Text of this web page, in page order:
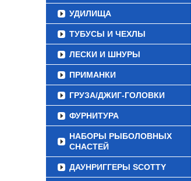
УДИЛИЩА
ТУБУСЫ И ЧЕХЛЫ
ЛЕСКИ И ШНУРЫ
ПРИМАНКИ
ГРУЗА/ДЖИГ-ГОЛОВКИ
ФУРНИТУРА
НАБОРЫ РЫБОЛОВНЫХ
СНАСТЕЙ
ДАУНРИГГЕРЫ SCOTTY